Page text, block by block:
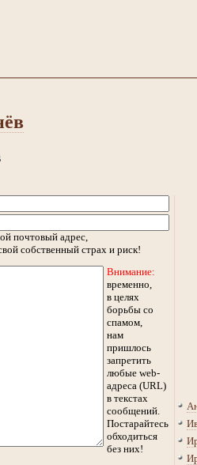
почтовый адрес,
собственный страх и риск!
Внимание:
временно,
в целях
борьбы со
спамом,
нам
пришлось
запретить
любые web-
адреса (URL)
в текстах
сообщений.
Постарайтесь
обходиться
без них!